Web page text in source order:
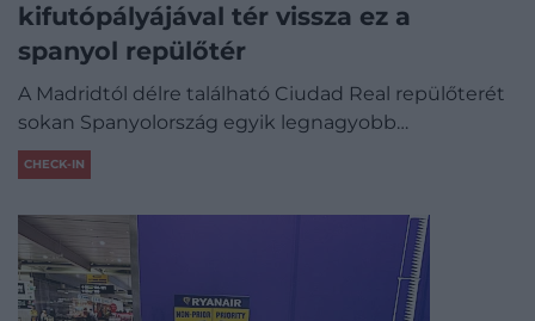
kifutópályájával tér vissza ez a
spanyol repülőtér
A Madridtól délre található Ciudad Real repülőterét
sokan Spanyolország egyik legnagyobb…
CHECK-IN